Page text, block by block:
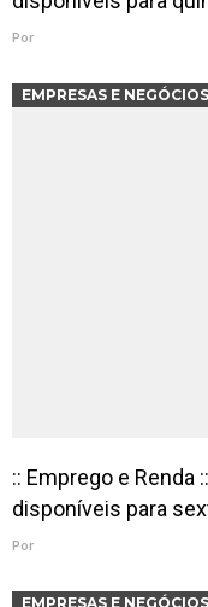
Por
EMPRESAS E NEGÓCIOS
:: Emprego e Renda
disponíveis para
Por
EMPRESAS E NEGÓCIOS